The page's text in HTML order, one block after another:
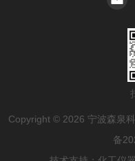
Copyright © 2026 宁波森泉
备